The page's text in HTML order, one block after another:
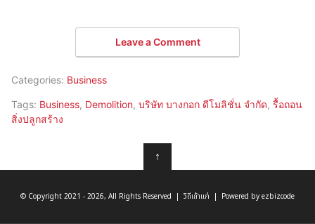
Leave a Comment
Categories: Business
Tags: Business, Demolition, บริษัท บางกอก ดีโมลิชั่น จำกัด, รื้อถอน
สิ่งปลูกสร้าง
↑
© Copyright 2021 - 2026, All Rights Reserved | วิถีเถ้าแก่ | Powered by ezbizcode